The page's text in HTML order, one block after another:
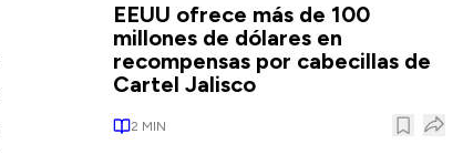
EEUU ofrece más de 100
millones de dólares en
recompensas por cabecillas de
Cartel Jalisco
2 MIN